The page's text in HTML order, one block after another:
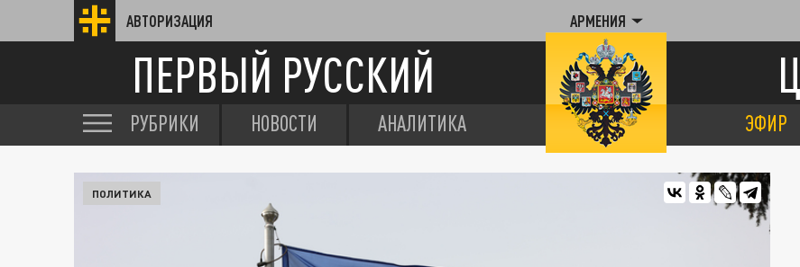
АВТОРИЗАЦИЯ АРМЕНИЯ
ПЕРВЫЙ РУССКИЙ
РУБРИКИ НОВОСТИ АНАЛИТИКА ЭФИР
ПОЛИТИКА